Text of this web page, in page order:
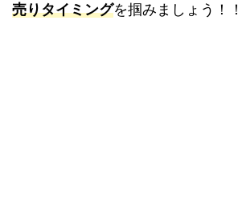
売りタイミングを掴みましょう！！